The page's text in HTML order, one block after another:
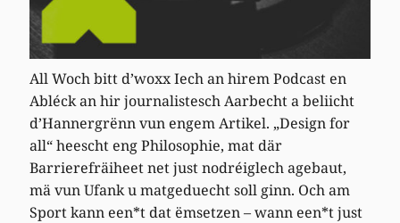
All Woch bitt d’woxx Iech an hirem Podcast en
Abléck an hir journalistesch Aarbecht a beliicht
d’Hannergrënn vun engem Artikel. „Design for
all“ heescht eng Philosophie, mat där
Barrierefräiheet net just nodréiglech agebaut,
mä vun Ufank u matgeduecht soll ginn. Och am
Sport kann een*t dat ëmsetzen – wann een*t just